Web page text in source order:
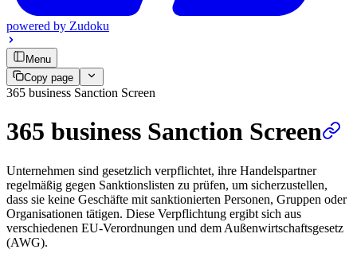
powered by Zudoku
Menu
Copy page
365 business Sanction Screen
365 business Sanction Screen
Unternehmen sind gesetzlich verpflichtet, ihre Handelspartner
regelmäßig gegen Sanktionslisten zu prüfen, um sicherzustellen,
dass sie keine Geschäfte mit sanktionierten Personen, Gruppen oder
Organisationen tätigen. Diese Verpflichtung ergibt sich aus
verschiedenen EU-Verordnungen und dem Außenwirtschaftsgesetz
(AWG).